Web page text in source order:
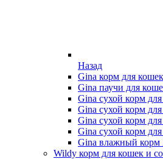
Назад
Gina корм для
Gina паучи для
Gina сухой корм
Gina сухой корм
Gina сухой корм
Gina сухой корм
Gina влажный
Wildy корм для кошек и